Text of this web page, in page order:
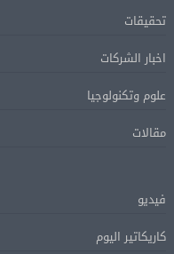
تحقيقات
اخبار الشركات
علوم وتكنولوجيا
مقالات
فيديو
كاريكاتير اليوم